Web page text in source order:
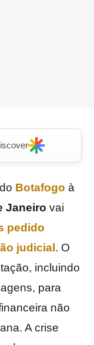
do Botafogo à
Janeiro vai
pedido
judicial . O
incluindo
para
não
A crise